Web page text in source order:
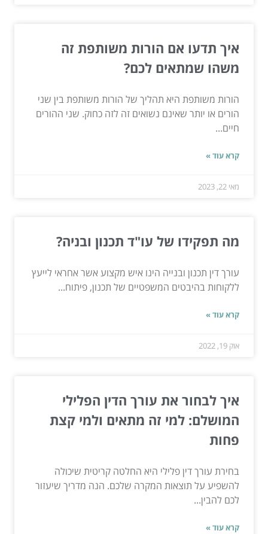
איך תדעו אם הורות משותפת זה
משהו שמתאים לכם?
הורות משותפת היא תהליך של הורות משותפת בין שני
הורים או יותר שאינם נשואים זה לזה כחוק. שני ההורים
חיים...
קרא עוד »
מאי 22, 2023
מה תפקידו של עו"ד תכנון ובניה?
עורך דין תכנון ובנייה הינו איש מקצוע אשר אחראי לייעץ
ללקוחות בהיבטים המשפטיים של תכנון, פיתוח...
קרא עוד »
אוק 19, 2022
איך לבחור את עורך הדין הפלילי
המושלם: למי זה מתאים ולמי קצת
פחות
בחירת עורך דין פלילי היא החלטה קריטית שיכולה
להשפיע על תוצאות המקרה שלכם. הנה מדריך שיעזור
לכם להבין...
קרא עוד »